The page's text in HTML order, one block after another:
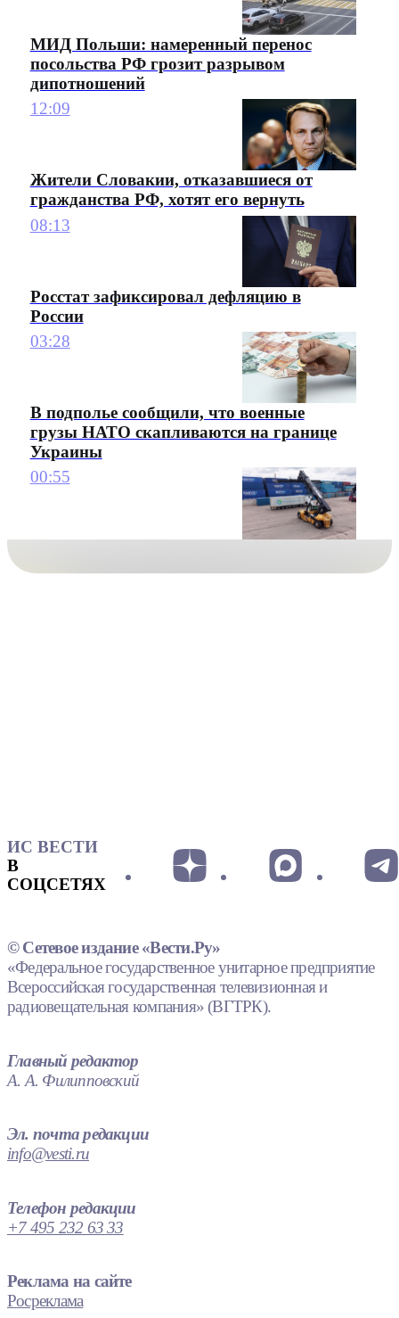
МИД Польши: намеренный перенос
посольства РФ грозит разрывом
дипотношений
12:09
Жители Словакии, отказавшиеся от
гражданства РФ, хотят его вернуть
08:13
Росстат зафиксировал дефляцию в
России
03:28
В подполье сообщили, что военные
грузы НАТО скапливаются на границе
Украины
00:55
ИС ВЕСТИ
В
СОЦСЕТЯХ
© Сетевое издание «Вести.Ру»
«Федеральное государственное унитарное предприятие
Всероссийская государственная телевизионная и
радиовещательная компания» (ВГТРК).
Главный редактор
А. А. Филипповский
Эл. почта редакции
info@vesti.ru
Телефон редакции
+7 495 232 63 33
Реклама на сайте
Росреклама